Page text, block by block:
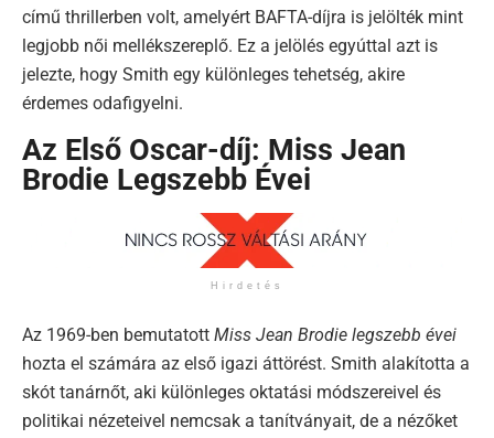
című thrillerben volt, amelyért BAFTA-díjra is jelölték mint
legjobb női mellékszereplő. Ez a jelölés egyúttal azt is
jelezte, hogy Smith egy különleges tehetség, akire
érdemes odafigyelni.
Az Első Oscar-díj: Miss Jean
Brodie Legszebb Évei
Hirdetés
Az 1969-ben bemutatott Miss Jean Brodie legszebb évei
hozta el számára az első igazi áttörést. Smith alakította a
skót tanárnőt, aki különleges oktatási módszereivel és
politikai nézeteivel nemcsak a tanítványait, de a nézőket